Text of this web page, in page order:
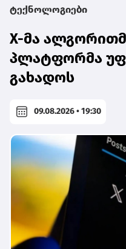
ტექნოლოგიები
X-მა
პლატფორმა
გახადოს
09.08.2026 • 19:30